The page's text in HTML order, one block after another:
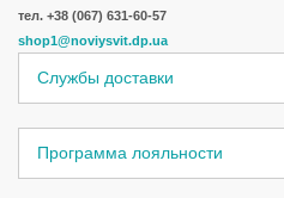
тел. +38 (067) 631-60-57
shop1@noviysvit.dp.ua
Службы доставки
Программа лояльности